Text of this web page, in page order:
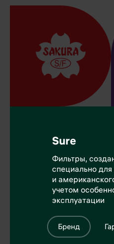
радиаторы. На
Поставщик 36
OEM
производств.
Выбор
специалистов
ГарантияSure
Фильтры,
специально
и
учетом
эксплуатации
Бренд